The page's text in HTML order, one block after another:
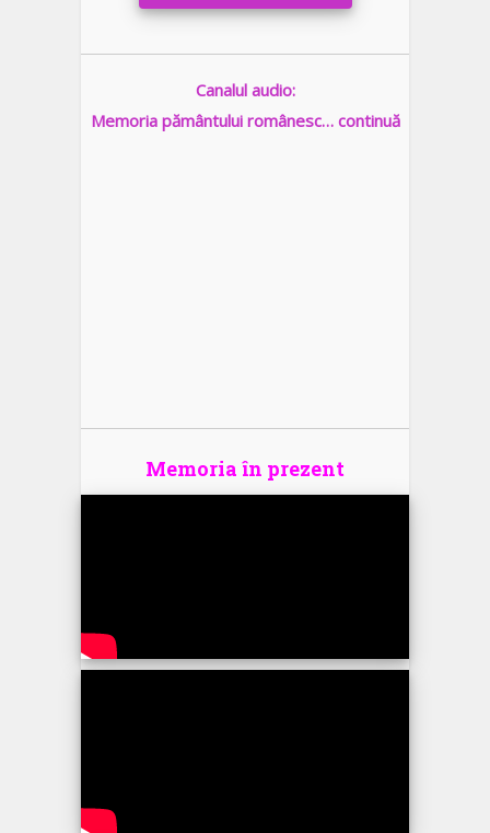
Canalul audio:
Memoria pământului românesc… continuă
Memoria în prezent